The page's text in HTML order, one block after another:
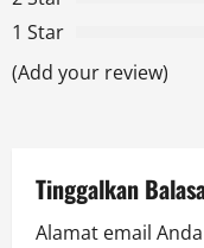
a
t
o
n
1 Star
(Add your review)
Tinggalkan
Alamat email